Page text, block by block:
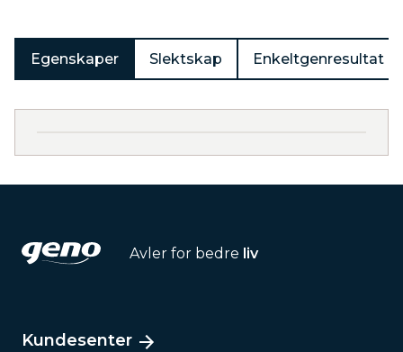
Egenskaper Slektskap Enkeltgenresultat
Avler for bedre liv
Kundesenter